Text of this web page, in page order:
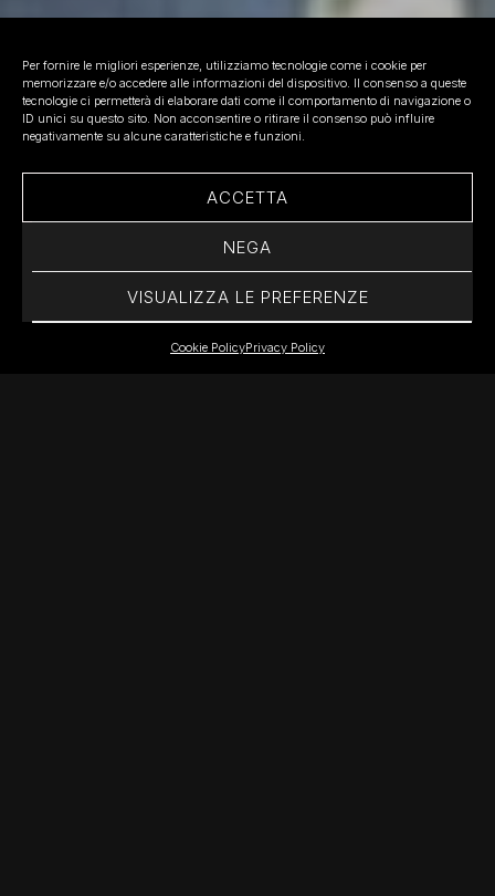
Per fornire le migliori esperienze, utilizziamo tecnologie come i cookie per
memorizzare e/o accedere alle informazioni del dispositivo. Il consenso a queste
tecnologie ci permetterà di elaborare dati come il comportamento di navigazione o
ID unici su questo sito. Non acconsentire o ritirare il consenso può influire
negativamente su alcune caratteristiche e funzioni.
ACCETTA
NEGA
VISUALIZZA LE PREFERENZE
Cookie PolicyPrivacy Policy